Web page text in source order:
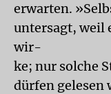
erwarten.
untersagt, weil
wir-
ke; nur solche
dürfen gelesen